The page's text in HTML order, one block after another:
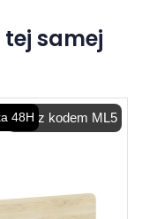
samej
-5% z kodem ML5
48H